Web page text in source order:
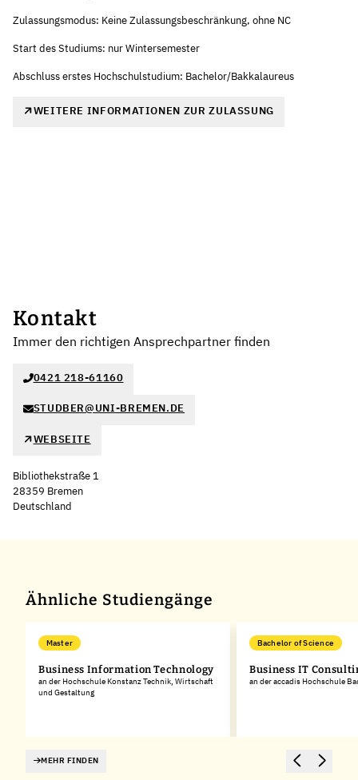
Zulassungsmodus: Keine Zulassungsbeschränkung, ohne NC
Start des Studiums: nur Wintersemester
Abschluss erstes Hochschulstudium: Bachelor/Bakkalaureus
WEITERE INFORMATIONEN ZUR ZULASSUNG
Kontakt
Immer den richtigen Ansprechpartner finden
0421 218-61160
STUDBER@UNI-BREMEN.DE
WEBSEITE
Bibliothekstraße 1
28359 Bremen
Deutschland
Ähnliche Studiengänge
Master
Business Information Technology
an der Hochschule Konstanz Technik, Wirtschaft
und Gestaltung
Bachelor of Science
Business IT
an der accadis Hochschule
MEHR FINDEN